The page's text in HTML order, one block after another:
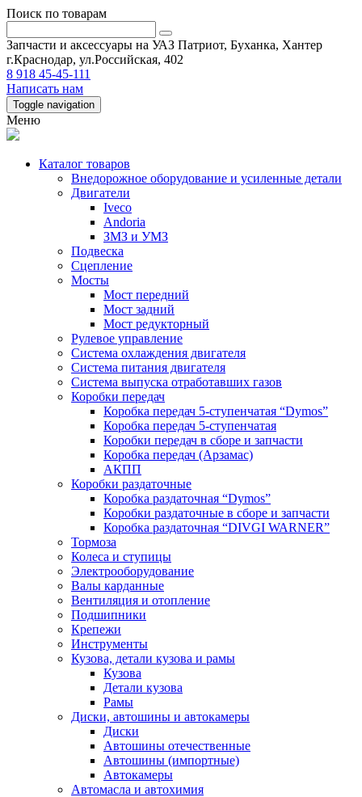
Поиск по товарам
Запчасти и аксессуары на УАЗ Патриот, Буханка, Хантер
г.Краснодар, ул.Российская, 402
8 918 45-45-111
Написать нам
Toggle navigation
Меню
Каталог товаров
Внедорожное оборудование и усиленные детали
Двигатели
Iveco
Andoria
ЗМЗ и УМЗ
Подвеска
Сцепление
Мосты
Мост передний
Мост задний
Мост редукторный
Рулевое управление
Система охлаждения двигателя
Система питания двигателя
Система выпуска отработавших газов
Коробки передач
Коробка передач 5-ступенчатая “Dymos”
Коробка передач 5-ступенчатая
Коробки передач в сборе и запчасти
Коробка передач (Арзамас)
АКПП
Коробки раздаточные
Коробка раздаточная “Dymos”
Коробки раздаточные в сборе и запчасти
Коробка раздаточная “DIVGI WARNER”
Тормоза
Колеса и ступицы
Электрооборудование
Валы карданные
Вентиляция и отопление
Подшипники
Крепежи
Инструменты
Кузова, детали кузова и рамы
Кузова
Детали кузова
Рамы
Диски, автошины и автокамеры
Диски
Автошины отечественные
Автошины (импортные)
Автокамеры
Автомасла и автохимия